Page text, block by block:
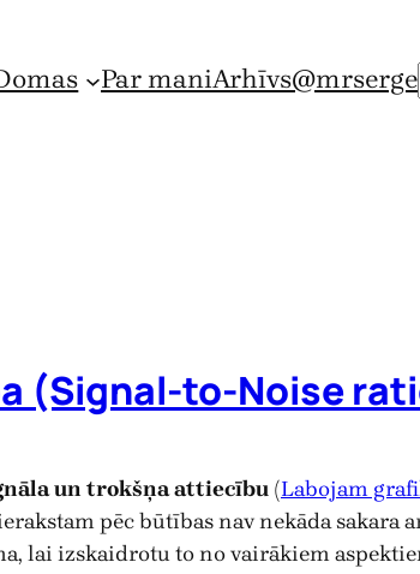
Par maniArhīvs@mrserge
(Signal-to-Noise
un trokšņa attiecību (Labojam
pēc būtības nav nekāda sakara
lai izskaidrotu to no vairākiem